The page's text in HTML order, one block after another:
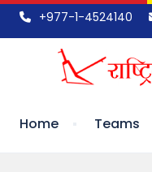
+977-1-4524140
Home Teams